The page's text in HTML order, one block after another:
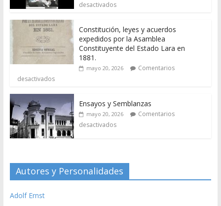
desactivados
Constitución, leyes y acuerdos
expedidos por la Asamblea
Constituyente del Estado Lara en
1881.
mayo 20, 2026
Comentarios
desactivados
Ensayos y Semblanzas
mayo 20, 2026
Comentarios
desactivados
Autores y Personalidades
Adolf Ernst